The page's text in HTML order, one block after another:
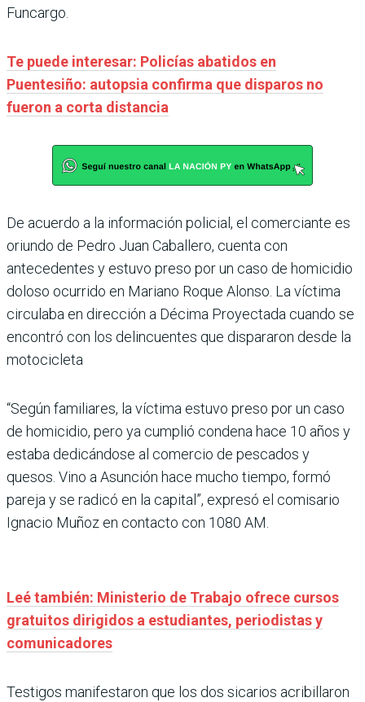
Funcargo.
Te puede interesar: Policías abatidos en
Puentesiño: autopsia confirma que disparos no
fueron a corta distancia
De acuerdo a la información policial, el comerciante es
oriundo de Pedro Juan Caballero, cuenta con
antecedentes y estuvo preso por un caso de homicidio
doloso ocurrido en Mariano Roque Alonso. La víctima
circulaba en dirección a Décima Proyectada cuando se
encontró con los delincuentes que dispararon desde la
motocicleta
“Según familiares, la víctima estuvo preso por un caso
de homicidio, pero ya cumplió condena hace 10 años y
estaba dedicándose al comercio de pescados y
quesos. Vino a Asunción hace mucho tiempo, formó
pareja y se radicó en la capital”, expresó el comisario
Ignacio Muñoz en contacto con 1080 AM.
Leé también: Ministerio de Trabajo ofrece cursos
gratuitos dirigidos a estudiantes, periodistas y
comunicadores
Testigos manifestaron que los dos sicarios acribillaron